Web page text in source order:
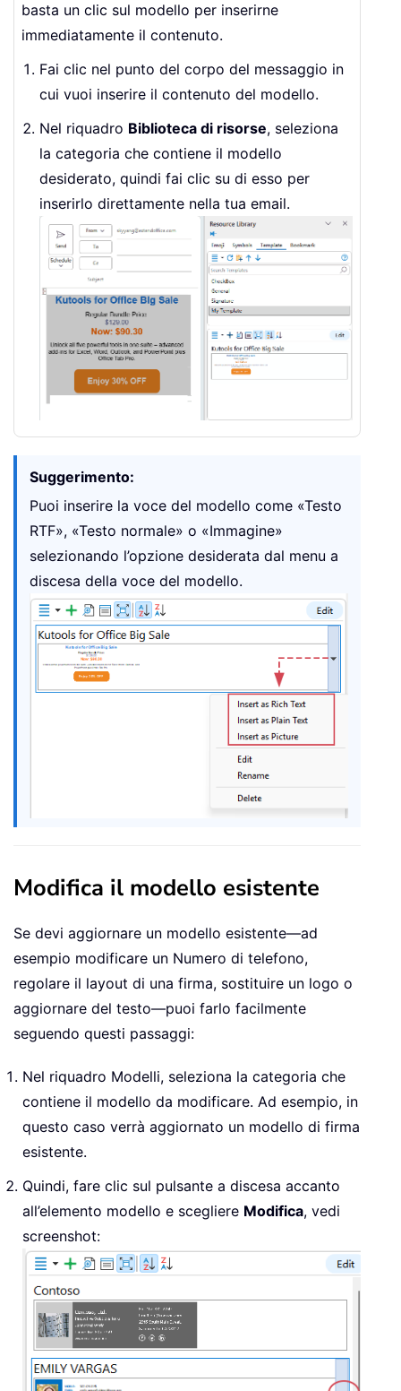
basta un clic sul modello per inserirne
immediatamente il contenuto.
Fai clic nel punto del corpo del messaggio in
cui vuoi inserire il contenuto del modello.
Nel riquadro Biblioteca di risorse, seleziona
la categoria che contiene il modello
desiderato, quindi fai clic su di esso per
inserirlo direttamente nella tua email.
Suggerimento:
Puoi inserire la voce del modello come «Testo
RTF», «Testo normale» o «Immagine»
selezionando l’opzione desiderata dal menu a
discesa della voce del modello.
Modifica il modello esistente
Se devi aggiornare un modello esistente—ad
esempio modificare un Numero di telefono,
regolare il layout di una firma, sostituire un logo o
aggiornare del testo—puoi farlo facilmente
seguendo questi passaggi:
Nel riquadro Modelli, seleziona la categoria che
contiene il modello da modificare. Ad esempio, in
questo caso verrà aggiornato un modello di firma
esistente.
Quindi, fare clic sul pulsante a discesa accanto
all’elemento modello e scegliere Modifica, vedi
screenshot: